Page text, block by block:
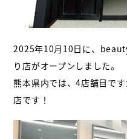
2025年10月10日に、
り店がオープンしました。
熊本県内では、4店舗目で
店です！